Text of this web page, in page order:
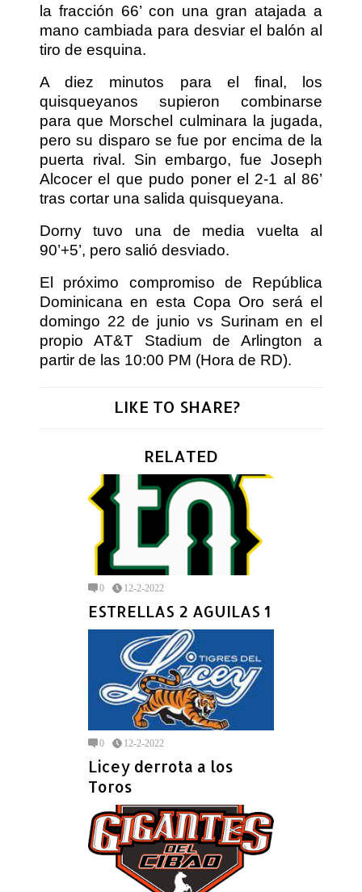
la fracción 66’ con una gran atajada a
mano cambiada para desviar el balón al
tiro de esquina.
A diez minutos para el final, los
quisqueyanos supieron combinarse
para que Morschel culminara la jugada,
pero su disparo se fue por encima de la
puerta rival. Sin embargo, fue Joseph
Alcocer el que pudo poner el 2-1 al 86’
tras cortar una salida quisqueyana.
Dorny tuvo una de media vuelta al
90’+5’, pero salió desviado.
El próximo compromiso de República
Dominicana en esta Copa Oro será el
domingo 22 de junio vs Surinam en el
propio AT&T Stadium de Arlington a
partir de las 10:00 PM (Hora de RD).
LIKE TO SHARE?
RELATED
0 12-2-2022
ESTRELLAS 2 AGUILAS 1
0 12-2-2022
Licey derrota a los
Toros